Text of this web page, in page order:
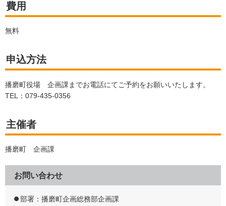
費用
無料
申込方法
播磨町役場 企画課までお電話にてご予約をお願いいたします。
TEL：079-435-0356
主催者
播磨町 企画課
お問い合わせ
部署：播磨町企画総務部企画課